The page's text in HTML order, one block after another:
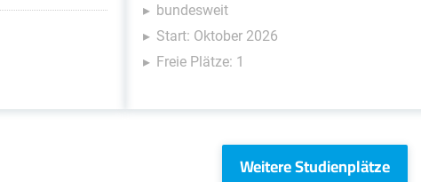
bundesweit
Start: Oktober 2026
Freie Plätze: 1
Weitere Studienplätze